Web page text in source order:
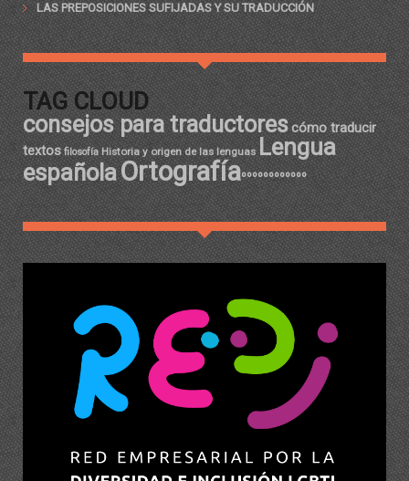
LAS PREPOSICIONES SUFIJADAS Y SU TRADUCCIÓN
TAG CLOUD
consejos para traductorescómo traducir
textos filosofía Historia y origen de las lenguas Lengua
españolaOrtografíaºººººººººººº